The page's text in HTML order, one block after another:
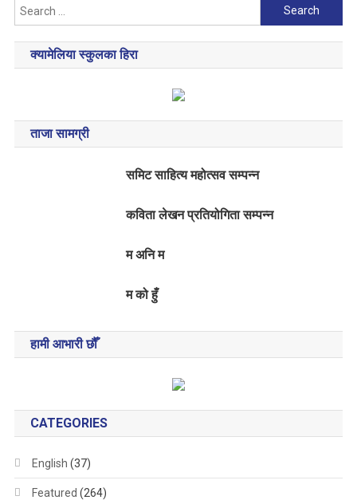
Search
for:
क्यामेलिया स्कुलका हिरा
ताजा सामग्री
समिट साहित्य महोत्सव सम्पन्न
कविता लेखन प्रतियोगिता सम्पन्न
म अनि म
म को हुँ
हामी आभारी छौँ
CATEGORIES
English (37)
Featured (264)